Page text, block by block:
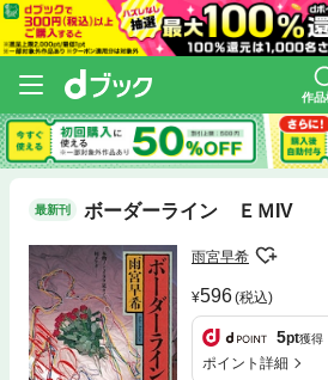
作品
最新刊 ボーダーライン ＥＭIV
雨宮早希
596(税込)
5pt獲得
ポイント詳細